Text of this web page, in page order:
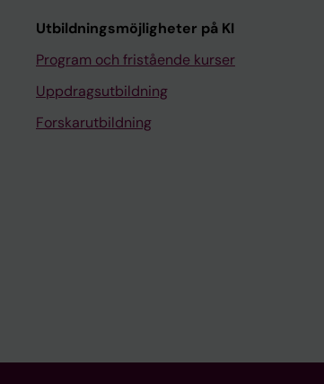
Utbildningsmöjligheter på KI
Program och fristående kurser
Uppdragsutbildning
Forskarutbildning